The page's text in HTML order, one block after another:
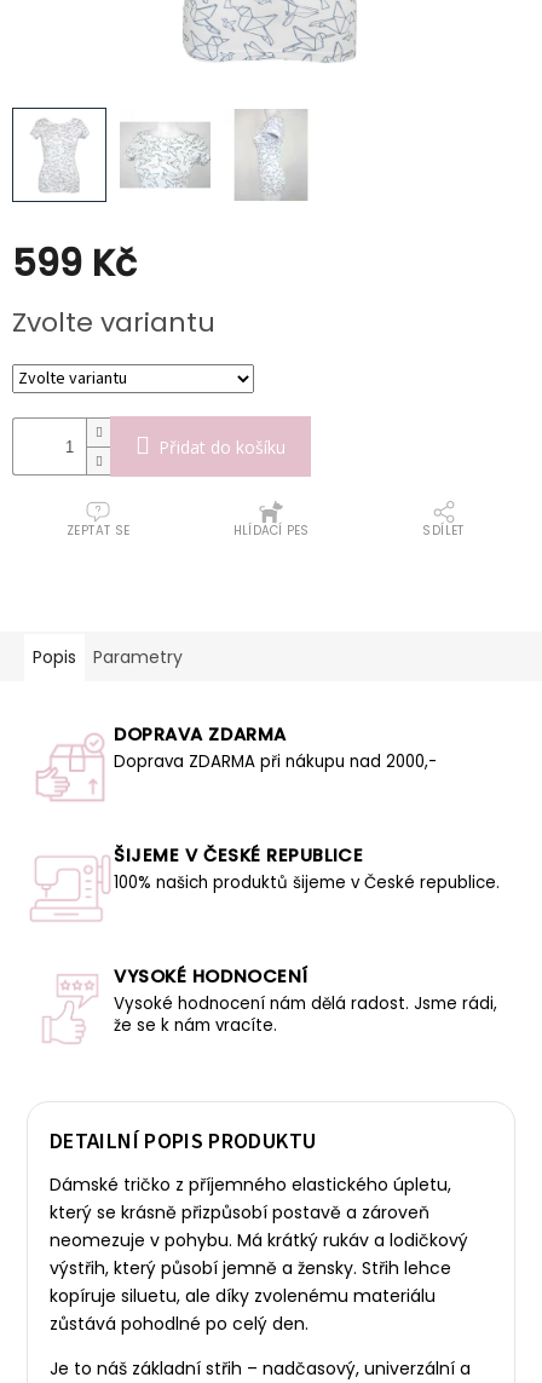
599 Kč
cena:
Zvolte variantu
Přidat do košíku
ZEPTAT SE HLÍDACÍ PES SDÍLET
Popis Parametry
DOPRAVA ZDARMA
Doprava ZDARMA při nákupu nad 2000,-
ŠIJEME V ČESKÉ REPUBLICE
100% našich produktů šijeme v České republice.
VYSOKÉ HODNOCENÍ
Vysoké hodnocení nám dělá radost. Jsme rádi,
že se k nám vracíte.
DETAILNÍ POPIS PRODUKTU
Dámské tričko z příjemného elastického úpletu,
který se krásně přizpůsobí postavě a zároveň
neomezuje v pohybu. Má krátký rukáv a lodičkový
výstřih, který působí jemně a žensky. Střih lehce
kopíruje siluetu, ale díky zvolenému materiálu
zůstává pohodlné po celý den.
Je to náš základní střih – nadčasový, univerzální a